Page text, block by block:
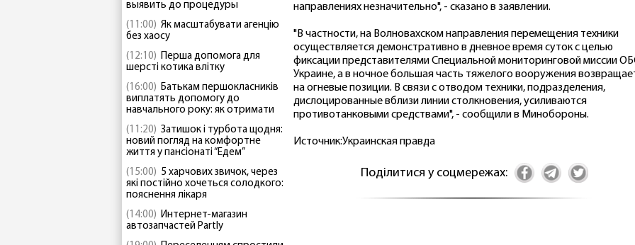
выявить до процедуры
(11:00) Як масштабувати агенцію
без хаосу
(12:10) Перша допомога для
шерсті котика влітку
(16:00) Батькам першокласників
виплатять допомогу до
навчального року: як отримати
(11:20) Затишок і турбота щодня:
новий погляд на комфортне
життя у пансіонаті “Едем”
(15:00) 5 харчових звичок, через
які постійно хочеться солодкого:
пояснення лікаря
(14:00) Интернет-магазин
автозапчастей Partly
направлениях незначительно", - сказано в заявлении.
"В частности, на Волновахском направления перемещения техники
осуществляется демонстративно в дневное время суток с целью
фиксации представителями Специальной мониторинговой миссии
Украине, а в ночное большая часть тяжелого вооружения
на огневые позиции. В связи с отводом техники, подразделения,
дислоцированные вблизи линии столкновения, усиливаются
противотанковыми средствами", - сообщили в Минобороны.
Источник:Украинская правда
Поділитися у соцмережах: